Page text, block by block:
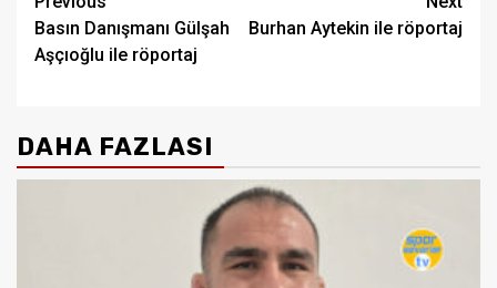
navigation
Basın Danışmanı Gülşah
Aşçıoğlu ile röportaj
Burhan Aytekin ile röportaj
DAHA FAZLASI